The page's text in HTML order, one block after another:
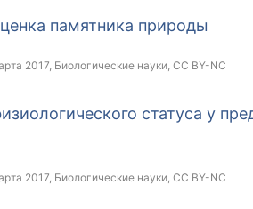
памятника природы
2017, Биологические науки, CC BY-NC
статуса у
2017, Биологические науки, CC BY-NC